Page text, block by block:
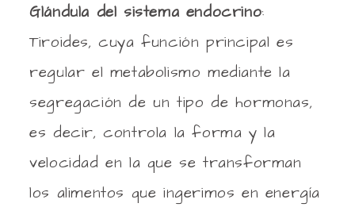
Glándula del sistema endocrino:
Tiroides, cuya función principal es
regular el metabolismo mediante la
segregación de un tipo de hormonas,
es decir, controla la forma y la
velocidad en la que se transforman
los alimentos que ingerimos en energía